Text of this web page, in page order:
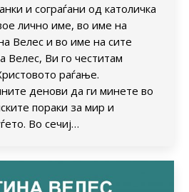
и сограѓани од католичка
лично име, во име на
Велес и во име на сите
Ви го честитам
раѓање.
денови да ги минете во
пораки за мир и
Во сечиј…